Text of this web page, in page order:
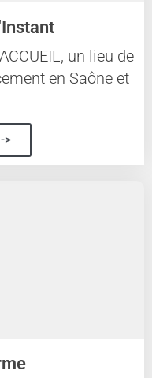
un lieu de
en Saône et
>